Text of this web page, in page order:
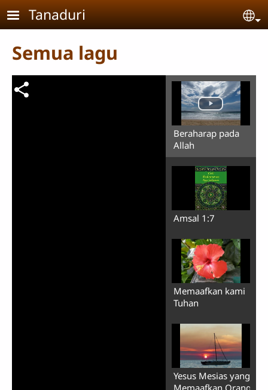
Skip to main content
Tanaduri
Semua lagu
Beraharap pada
Allah
Amsal 1:7
Memaafkan kami
Tuhan
Yesus Mesias yang
Memaafkan Orang